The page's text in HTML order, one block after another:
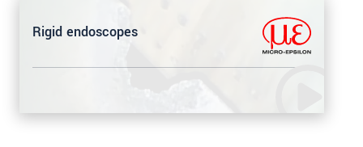
Rigid endoscopes